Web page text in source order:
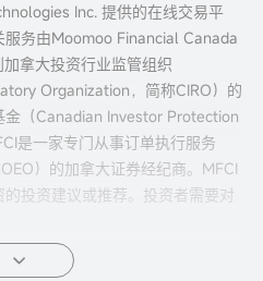
Inc. 提供的在线交易平
务由Moomoo Financial Canada
拿大投资行业监管组织
Organization，简称CIRO）的
（Canadian Investor Protection
是一家专门从事订单执行服务
）的加拿大证券经纪商。MFCI
投资建议或推荐。投资者需要对
本金损失。过往的证券、市场或